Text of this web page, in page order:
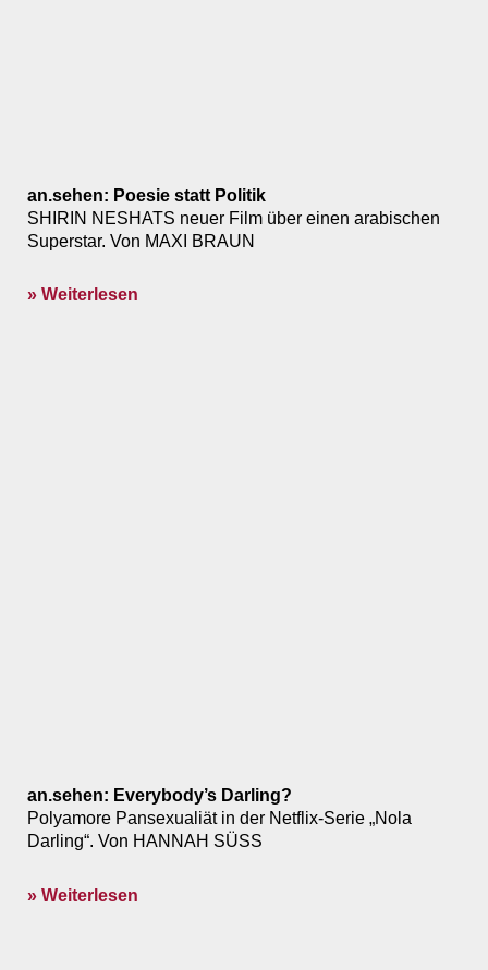
an.sehen: Poesie statt Politik
SHIRIN NESHATS neuer Film über einen arabischen
Superstar. Von MAXI BRAUN
» Weiterlesen
an.sehen: Everybody’s Darling?
Polyamore Pansexualiät in der Netflix-Serie „Nola
Darling“. Von HANNAH SÜSS
» Weiterlesen